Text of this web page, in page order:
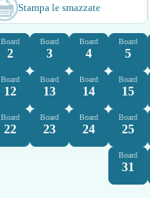
Stampa le smazzate
Board
2
Board
3
Board
4
Board
5
Board
12
Board
13
Board
14
Board
15
Board
22
Board
23
Board
24
Board
25
Board
31